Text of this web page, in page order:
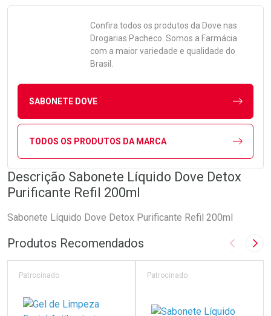
Confira todos os produtos da Dove nas
Drogarias Pacheco. Somos a Farmácia
com a maior variedade e qualidade do
Brasil.
SABONETE DOVE
TODOS OS PRODUTOS DA MARCA
Descrição Sabonete Líquido Dove Detox
Purificante Refil 200ml
Sabonete Líquido Dove Detox Purificante Refil 200ml
Produtos Recomendados Imagem
Patrocinado Patrocinado